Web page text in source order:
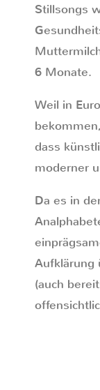
Stillsongs
6 Monate.
Weil in
dass
moderner
Da es in
Aufklärung
(auch